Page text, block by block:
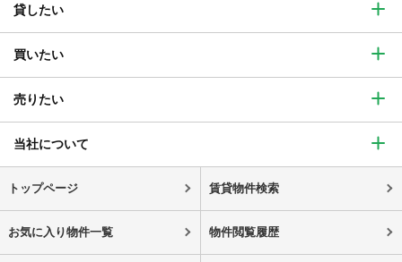
貸したい
買いたい
売りたい
当社について
トップページ 賃貸物件検索
お気に入り物件一覧 物件閲覧履歴